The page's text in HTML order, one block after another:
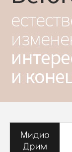
Мидио
Дрим